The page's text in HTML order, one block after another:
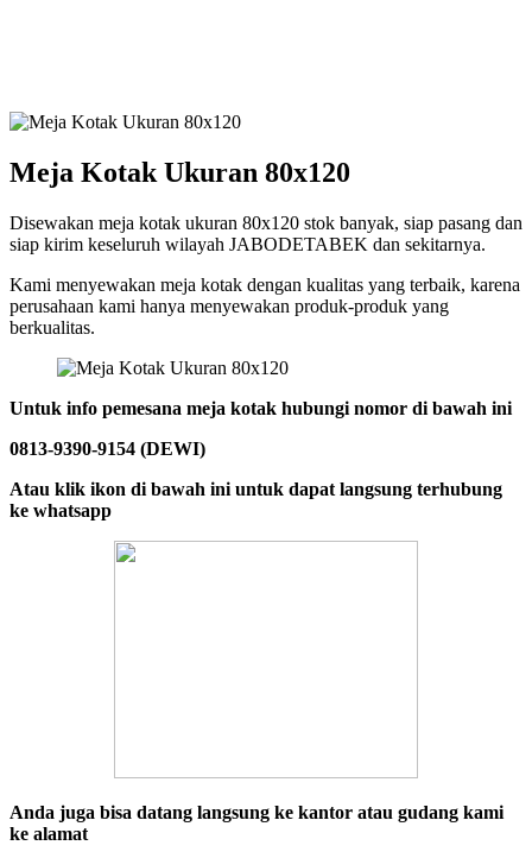
Meja Kotak Ukuran 80x120
Disewakan meja kotak ukuran 80x120 stok banyak, siap pasang dan
siap kirim keseluruh wilayah JABODETABEK dan sekitarnya.
Kami menyewakan meja kotak dengan kualitas yang terbaik, karena
perusahaan kami hanya menyewakan produk-produk yang
berkualitas.
Untuk info pemesana meja kotak hubungi nomor di bawah ini
0813-9390-9154 (DEWI)
Atau klik ikon di bawah ini untuk dapat langsung terhubung
ke whatsapp
Anda juga bisa datang langsung ke kantor atau gudang kami
ke alamat